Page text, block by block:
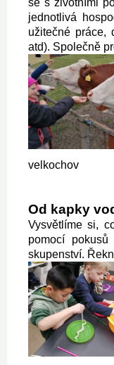
jednotlivá
užitečné práce,
atd). Společně
velkochov
Od kapky
Vysvětlíme si,
pomocí
skupenství.